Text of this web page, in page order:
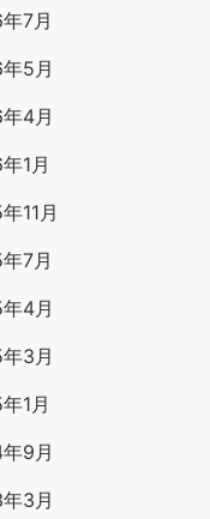
7月
5月
4月
1月
11月
7月
4月
3月
1月
9月
3月